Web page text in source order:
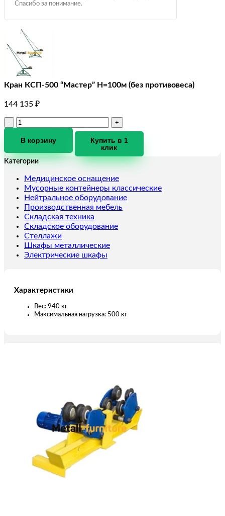
Спасибо за понимание.
Кран КСП-500 “Мастер” Н=100м (без противовеса)
144 135 ₽
Количество
Кран
"Мастер"
(без
противовеса)
В корзину
Купить в 1
клик
Категории
Медицинское оснащение
Мусорные контейнеры классические
Нейтральное оборудование
Производственная мебель
Складская техника
Складское оборудование
Стеллажи
Шкафы металлические
Электрические шкафы
Характеристики
Вес: 940 кг
Максимальная нагрузка: 500 кг